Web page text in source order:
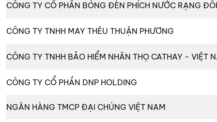
CÔNG TY CỔ PHẦN BÓNG ĐÈN PHÍCH NƯỚC RẠNG
CÔNG TY TNHH MAY THÊU THUẬN PHƯƠNG
CÔNG TY TNHH BẢO HIỂM NHÂN THỌ CATHAY - VIỆT
CÔNG TY CỔ PHẦN DNP HOLDING
NGÂN HÀNG TMCP ĐẠI CHÚNG VIỆT NAM